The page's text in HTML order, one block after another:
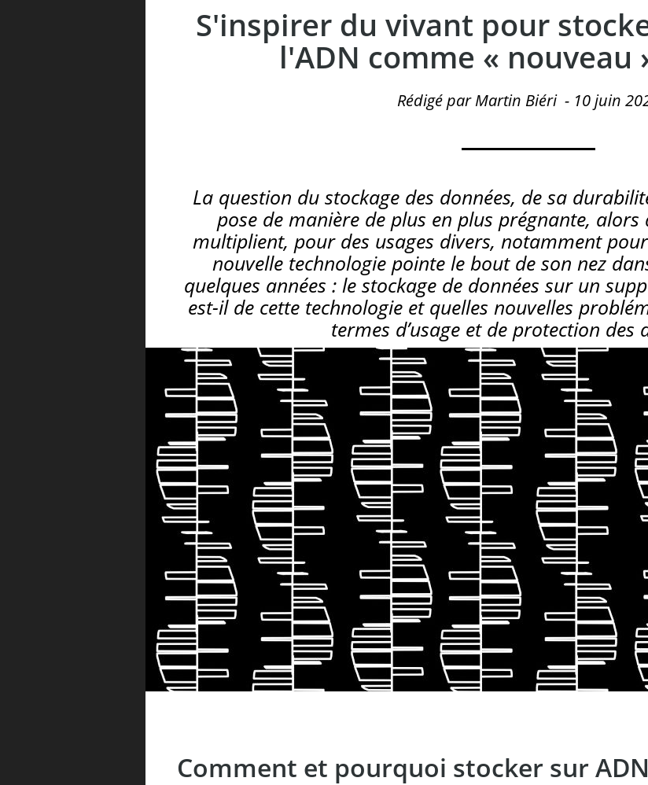
S'inspirer du vivant pour
l'ADN comme « nouveau
Rédigé par Martin Biéri - 10 juin
La question du stockage des données, de sa
pose de manière de plus en plus prégnante, alors
multiplient, pour des usages divers, notamment
nouvelle technologie pointe le bout de son nez
quelques années : le stockage de données sur un
est-il de cette technologie et quelles nouvelles
termes d’usage et de protection des
Comment et pourquoi stocker sur